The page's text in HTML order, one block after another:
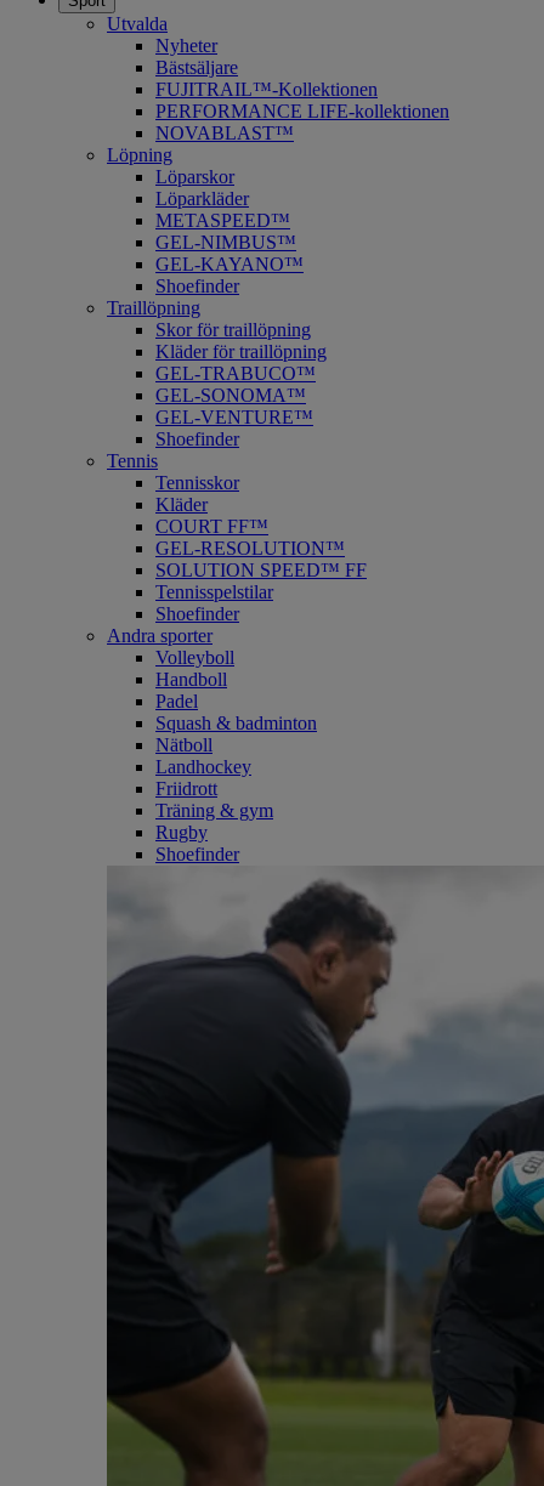
Utvalda
Nyheter
Bästsäljare
FUJITRAIL™-Kollektionen
PERFORMANCE LIFE-kollektionen
NOVABLAST™
Löpning
Löparskor
Löparkläder
METASPEED™
​GEL-NIMBUS™
GEL-KAYANO™
Shoefinder
Traillöpning
Skor för traillöpning
Kläder för traillöpning
GEL-TRABUCO™
GEL-SONOMA™
GEL-VENTURE™
Shoefinder
Tennis
Tennisskor
Kläder
COURT FF™
GEL-RESOLUTION™
SOLUTION SPEED™ FF
Tennisspelstilar
Shoefinder
Andra sporter
Volleyboll
Handboll
Padel
Squash & badminton
Nätboll
Landhockey
Friidrott
Träning & gym
Rugby
Shoefinder